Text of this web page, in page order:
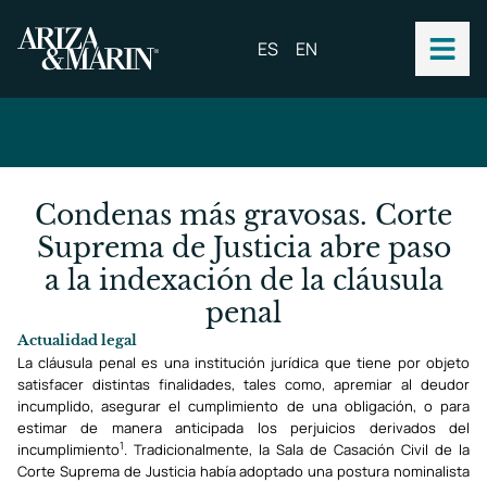
ES EN
Condenas más gravosas. Corte
Suprema de Justicia abre paso
a la indexación de la cláusula
penal
Actualidad legal
La cláusula penal es una institución jurídica que tiene por objeto
satisfacer distintas finalidades, tales como, apremiar al deudor
incumplido, asegurar el cumplimiento de una obligación, o para
estimar de manera anticipada los perjuicios derivados del
incumplimiento1. Tradicionalmente, la Sala de Casación Civil de la
Corte Suprema de Justicia había adoptado una postura nominalista